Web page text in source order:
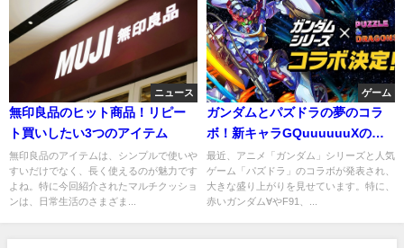
ニュース
無印良品のヒット商品！リピー
ト買いしたい3つのアイテム
無印良品のアイテムは、シンプルで使いや
すいだけでなく、長く使えるのが魅力です
よね。特に今回紹介されたマルチクッショ
ンは、日常生活のさまざま...
ゲーム
ガンダムとパズドラの夢のコラ
ボ！新キャラGQuuuuuuXの魅
力とは
最近、アニメ「ガンダム」シリーズと人気
ゲーム「パズドラ」のコラボが発表され、
大きな盛り上がりを見せています。特に、
赤いガンダム∀やF91、...